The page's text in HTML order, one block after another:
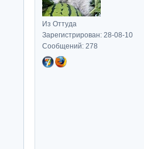
Из Оттуда
Зарегистрирован: 28-08-10
Сообщений: 278